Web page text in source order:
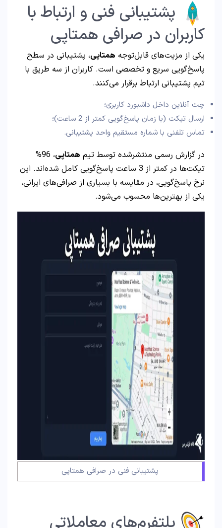
پشتیبانی فنی و ارتباط با
کاربران در صرافی همتاپی
یکی از مزیت‌های قابل‌توجه همتاپی، پشتیبانی در سطح
پاسخ‌گویی سریع و تخصصی است. کاربران از سه طریق با
تیم پشتیبانی ارتباط برقرار می‌کنند.
چت آنلاین داخل داشبورد کاربری؛
ارسال تیکت (با زمان پاسخ‌گویی کمتر از 2 ساعت)؛
تماس تلفنی با شماره مستقیم واحد پشتیبانی.
در گزارش رسمی منتشرشده توسط تیم همتاپی
، 96%
تیکت‌ها در کمتر از 3 ساعت پاسخ‌گویی کامل شده‌اند. این
نرخ پاسخ‌گویی، در مقایسه با بسیاری از صرافی‌های ایرانی،
یکی از بهترین‌ها محسوب می‌شود.
پشتیبانی فنی در صرافی همتاپی
پلتفرم‌های معاملاتی